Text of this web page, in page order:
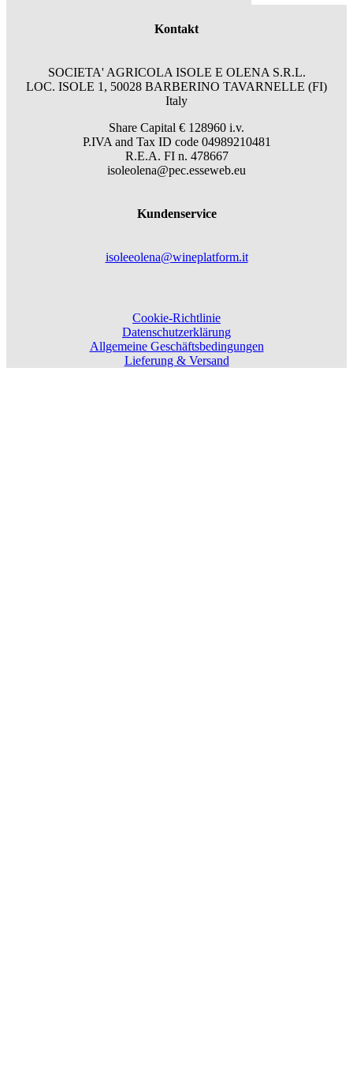
Kontakt
SOCIETA' AGRICOLA ISOLE E OLENA S.R.L.
LOC. ISOLE 1, 50028 BARBERINO TAVARNELLE (FI)
Italy
Share Capital € 128960 i.v.
P.IVA and Tax ID code 04989210481
R.E.A. FI n. 478667
isoleolena@pec.esseweb.eu
Kundenservice
isoleeolena@wineplatform.it
Cookie-Richtlinie
Datenschutzerklärung
Allgemeine Geschäftsbedingungen
Lieferung & Versand